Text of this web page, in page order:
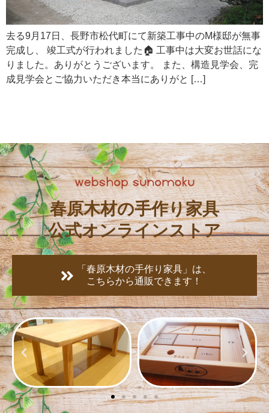
去る9月17日、長野市松代町にて新築工事中のM様邸が無事
完成し、 竣工式が行われました🏠 工事中は大変お世話にな
りました。ありがとうございます。 また、構造見学会、完
成見学会とご協力いただき本当にありがと […]
春原木材の手作り家具
公式オンラインストア
「春原木材の手作り家具」は、
こちらから通販できます！